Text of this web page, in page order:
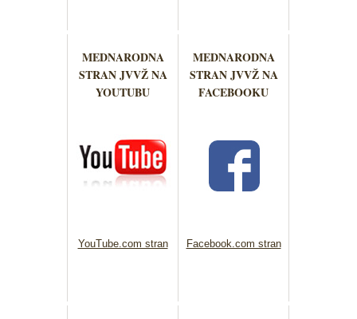
MEDNARODNA
STRAN JVVŽ NA
YOUTUBU
YouTube.com stran
MEDNARODNA
STRAN JVVŽ NA
FACEBOOKU
Facebook.com stran